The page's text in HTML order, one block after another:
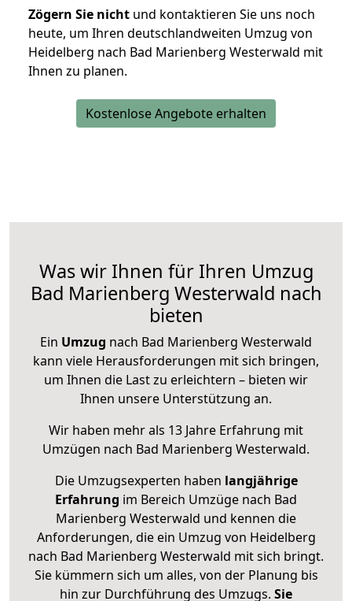
Zögern Sie nicht und kontaktieren Sie uns noch
heute, um Ihren deutschlandweiten Umzug von
Heidelberg nach Bad Marienberg Westerwald mit
Ihnen zu planen.
Kostenlose Angebote erhalten
Was wir Ihnen für Ihren Umzug
Bad Marienberg Westerwald nach
bieten
Ein Umzug nach Bad Marienberg Westerwald
kann viele Herausforderungen mit sich bringen,
um Ihnen die Last zu erleichtern – bieten wir
Ihnen unsere Unterstützung an.
Wir haben mehr als 13 Jahre Erfahrung mit
Umzügen nach Bad Marienberg Westerwald.
Die Umzugsexperten haben langjährige
Erfahrung im Bereich Umzüge nach Bad
Marienberg Westerwald und kennen die
Anforderungen, die ein Umzug von Heidelberg
nach Bad Marienberg Westerwald mit sich bringt.
Sie kümmern sich um alles, von der Planung bis
hin zur Durchführung des Umzugs. Sie